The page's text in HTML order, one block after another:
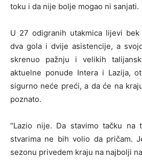
toku i da nije bolje mogao ni sanjati.
U 27 odigranih utakmica lijevi
dva gola i dvije asistencije, a
skrenuo pažnju i velikih
aktuelne ponude Intera i Lazija,
sigurno neće preći, a da će na
poznato.
“Lazio nije. Da stavimo tačku
stvarima ne bih volio da pričam.
sezonu privedem kraju na najbolji